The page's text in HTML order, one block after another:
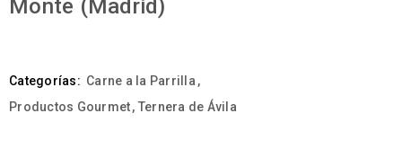
Monte (Madrid)
Categorías: Carne a la Parrilla ,
Productos Gourmet, Ternera de Ávila